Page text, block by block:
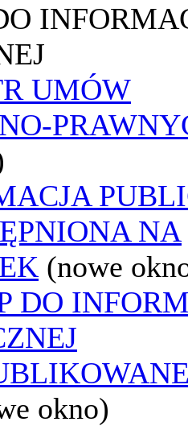
UMÓW
NA
(nowe
DO
okno)